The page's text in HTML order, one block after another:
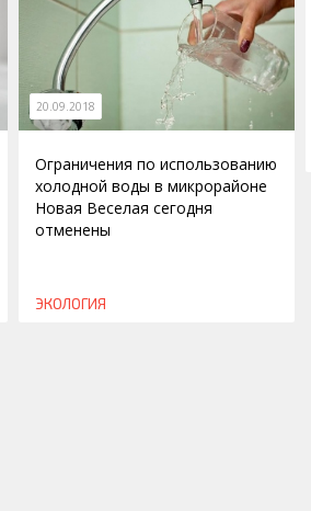
20.09.2018
Ограничения по использованию
холодной воды в микрорайоне
Новая Веселая сегодня
отменены
ЭКОЛОГИЯ